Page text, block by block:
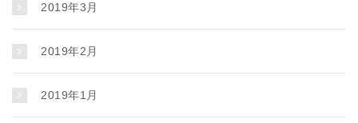
2019年3月
2019年2月
2019年1月